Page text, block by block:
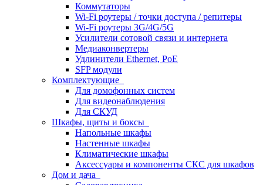
Коммутаторы
Wi-Fi роутеры / точки доступа / репитеры
Wi-Fi роутеры 3G/4G/5G
Усилители сотовой связи и интернета
Медиаконвертеры
Удлинители Ethernet, PoE
SFP модули
Комплектующие
Для домофонных систем
Для видеонаблюдения
Для СКУД
Шкафы, щиты и боксы
Напольные шкафы
Настенные шкафы
Климатические шкафы
Аксессуары и компоненты СКС для шкафов
Дом и дача